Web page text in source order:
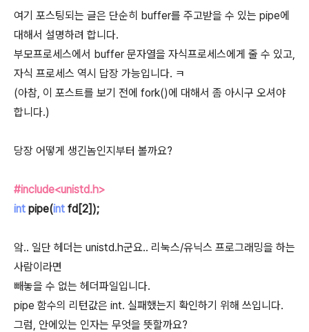
여기 포스팅되는 글은 단순히 buffer를 주고받을 수 있는 pipe에
대해서 설명하려 합니다.
부모프로세스에서 buffer 문자열을 자식프로세스에게 줄 수 있고,
자식 프로세스 역시 답장 가능입니다. ㅋ
(아참, 이 포스트를 보기 전에 fork()에 대해서 좀 아시구 오셔야
합니다.)
당장 어떻게 생긴놈인지부터 볼까요?
#include<unistd.h>
int pipe(int fd[2]);
앜.. 일단 헤더는 unistd.h군요.. 리눅스/유닉스 프로그래밍을 하는
사람이라면
빼놓을 수 없는 헤더파일입니다.
pipe 함수의 리턴값은 int. 실패했는지 확인하기 위해 쓰입니다.
그럼, 안에있는 인자는 무엇을 뜻할까요?